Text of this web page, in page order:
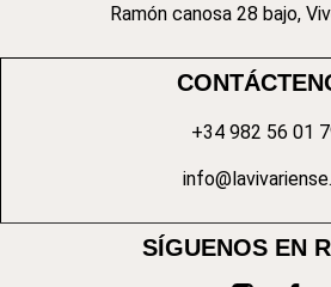
Ramón canosa 28 bajo,
+34 982 56 01
SÍGUENOS EN